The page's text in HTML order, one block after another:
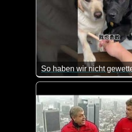
So haben wir nicht
Ein schlauer Hund. Er